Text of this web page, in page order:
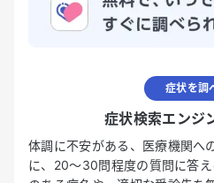
症状を調
症状検索エンジ
体調に不安がある、医療機関へ
に、20〜30問程度の質問に答